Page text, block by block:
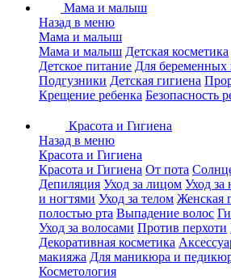
Мама и малыш
Назад в меню
Мама и малыш
Мама и малыш Детская косметика
Детское питание Для
Подгузники Детская гигиена
Крещение ребенка Безопасность
Красота и Гигиена
Назад в меню
Красота и Гигиена
Красота и Гигиена От пота
Депиляция Уход за лицом Уход за
и ногтями Уход за телом Женская
полостью рта Выпадение волос
Уход за волосами Против перхоти
Декоративная косметика
макияжа Для маникюра и
Косметология